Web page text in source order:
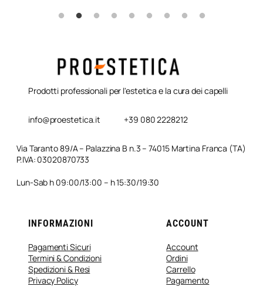
Prodotti professionali per l'estetica e la cura dei capelli
info@proestetica.it +39 080 2228212
Via Taranto 89/A – Palazzina B n.3 – 74015 Martina Franca (TA)
P.IVA: 03020870733
Lun-Sab h 09:00/13:00 – h 15:30/19:30
INFORMAZIONI
Pagamenti Sicuri
Termini & Condizioni
Spedizioni & Resi
Privacy Policy
ACCOUNT
Account
Ordini
Carrello
Pagamento